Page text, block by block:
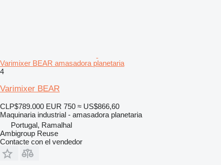
Varimixer BEAR amasadora planetaria
4
Varimixer BEAR
CLP$789.000 EUR 750 ≈ US$866,60
Maquinaria industrial - amasadora planetaria
Portugal, Ramalhal
Ambigroup Reuse
Contacte con el vendedor